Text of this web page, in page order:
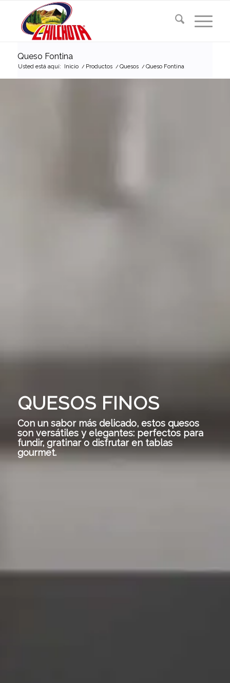
Queso Fontina
Usted está aquí: Inicio / Productos / Quesos / Queso Fontina
QUESOS FINOS
Con un sabor más delicado, estos quesos
son versátiles y elegantes: perfectos para
fundir, gratinar o disfrutar en tablas
gourmet.